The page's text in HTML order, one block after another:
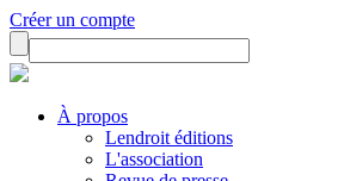
Créer un compte
À propos
Lendroit éditions
L'association